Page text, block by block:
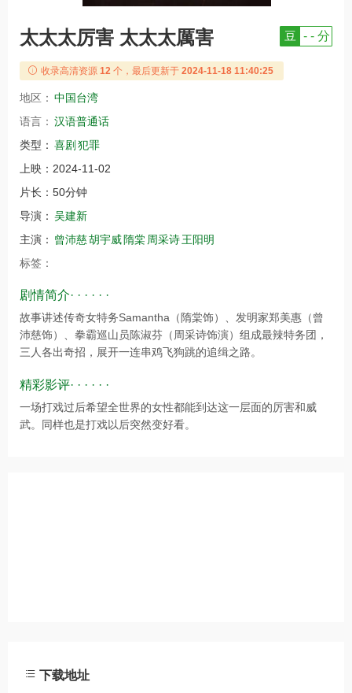
太太太厉害 太太太厲害 豆 - - 分
收录高清资源 12 个，最后更新于 2024-11-18 11:40:25
地区： 中国台湾
语言： 汉语普通话
类型： 喜剧犯罪
上映： 2024-11-02
片长： 50分钟
导演： 吴建新
主演： 曾沛慈胡宇威隋棠 周采诗王阳明
标签：
剧情简介· · · · · ·
故事讲述传奇女特务Samantha（隋棠饰）、发明家郑美惠（曾
沛慈饰）、拳霸巡山员陈淑芬（周采诗饰演）组成最辣特务团，
三人各出奇招，展开一连串鸡飞狗跳的追缉之路。
精彩影评· · · · · ·
一场打戏过后希望全世界的女性都能到达这一层面的厉害和威
武。同样也是打戏以后突然变好看。
下载地址